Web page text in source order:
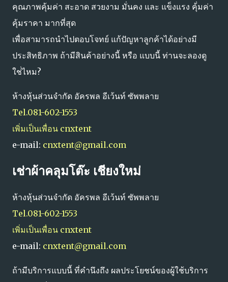
คุณภาพคุ้มค่า สะอาด สวยงาม มั่นคง และ แข็งแรง คุ้่มค่า
คุ้มราคา มากที่สุด
เพื่อสามารถนำไปตอบโจทย์ แก้ปัญหาลูกค้าได้อย่างมี
ประสิทธิภาพ ถ้ามีสินค้าอย่างนี้ หรือ แบบนี้ ท่านจะลองดู
ใช่่ไหม?
ห้างหุ้นส่วนจำกัด อัครพล อีเว้นท์ ซัพพลาย
Tel.081-602-1553
เพิ่มเป็นเพื่อน cnxtent
e-mail: cnxtent@gmail.com
เช่าผ้าคลุมโต๊ะ เชียงใหม่
ห้างหุ้นส่วนจำกัด อัครพล อีเว้นท์ ซัพพลาย
Tel.081-602-1553
เพิ่มเป็นเพื่อน cnxtent
e-mail: cnxtent@gmail.com
ถ้ามีบริการแบบนี้ ที่คำนึงถึง ผลประโยชน์ของผู้ใช้บริการ